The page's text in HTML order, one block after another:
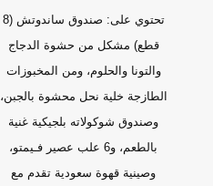
تحتوي على: صندوق ساندوتش (8
قطع) مشكل من حشوة الدجاج
والتونا والحلوم، ومن المخبوزات
الطازجة خلية نحل محشوة بالجبن،
وصندوق شوكولاته بلجيكية غنية
بالطعم، و6 علب عصير فـيمتو،
وصينية قهوة سعودية تقدم مع